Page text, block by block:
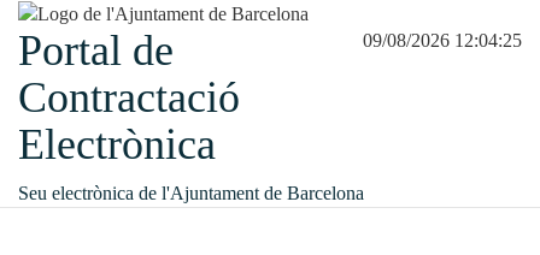
09/08/2026 12:04:25
Portal de
Contractació
Electrònica
Seu electrònica de l'Ajuntament de Barcelona